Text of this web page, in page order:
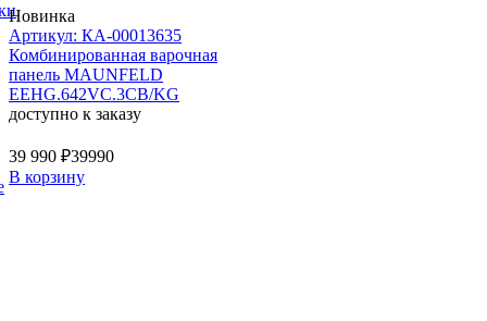
Новинка
Артикул: КА-00013635
Комбинированная варочная
панель MAUNFELD
EEHG.642VC.3CB/KG
доступно к заказу
39 990 ₽39990
В корзину